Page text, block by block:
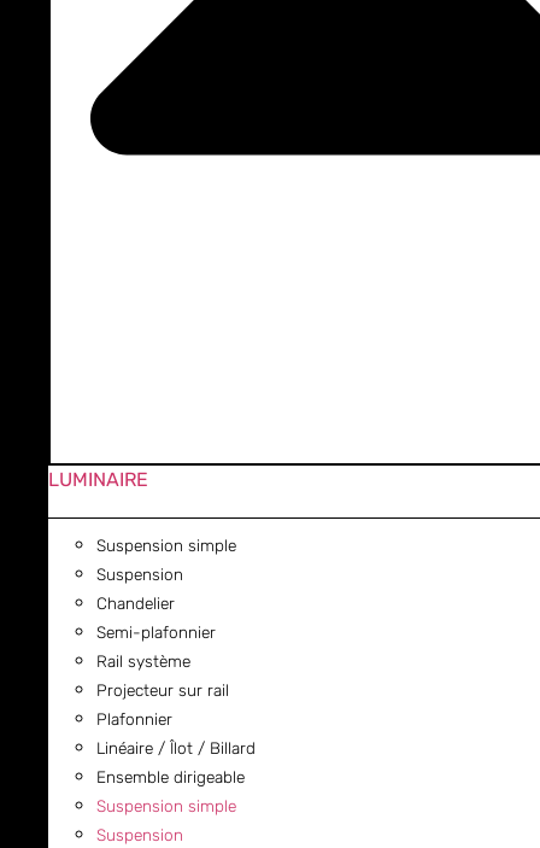
LUMINAIRE
Suspension simple
Suspension
Chandelier
Semi-plafonnier
Rail système
Projecteur sur rail
Plafonnier
Linéaire / Îlot / Billard
Ensemble dirigeable
Suspension simple
Suspension